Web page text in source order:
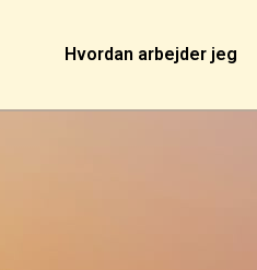
Hvordan arbejder jeg